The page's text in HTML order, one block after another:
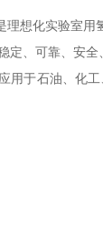
想化实验室用
、可靠、安全
用于石油、化